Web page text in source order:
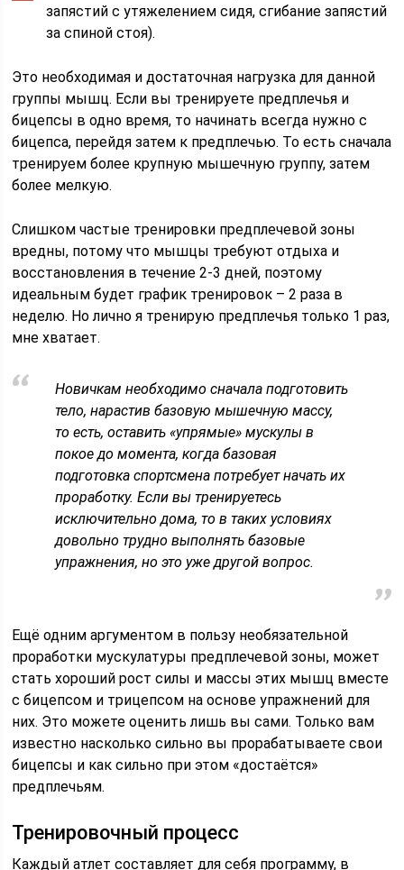
запястий с утяжелением сидя, сгибание запястий
за спиной стоя).
Это необходимая и достаточная нагрузка для данной
группы мышц. Если вы тренируете предплечья и
бицепсы в одно время, то начинать всегда нужно с
бицепса, перейдя затем к предплечью. То есть сначала
тренируем более крупную мышечную группу, затем
более мелкую.
Слишком частые тренировки предплечевой зоны
вредны, потому что мышцы требуют отдыха и
восстановления в течение 2-3 дней, поэтому
идеальным будет график тренировок – 2 раза в
неделю. Но лично я тренирую предплечья только 1 раз,
мне хватает.
Новичкам необходимо сначала подготовить
тело, нарастив базовую мышечную массу,
то есть, оставить «упрямые» мускулы в
покое до момента, когда базовая
подготовка спортсмена потребует начать их
проработку. Если вы тренируетесь
исключительно дома, то в таких условиях
довольно трудно выполнять базовые
упражнения, но это уже другой вопрос.
Ещё одним аргументом в пользу необязательной
проработки мускулатуры предплечевой зоны, может
стать хороший рост силы и массы этих мышц вместе
с бицепсом и трицепсом на основе упражнений для
них. Это можете оценить лишь вы сами. Только вам
известно насколько сильно вы прорабатываете свои
бицепсы и как сильно при этом «достаётся»
предплечьям.
Тренировочный процесс
Каждый атлет составляет для себя программу, в